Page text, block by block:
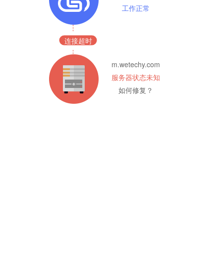
工作正常
连接超时
m.wetechy.com
服务器状态未知
如何修复？